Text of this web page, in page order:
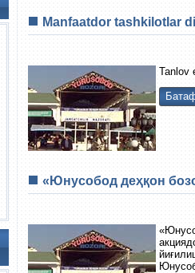
Manfaatdor tashkilotlar
Tanlov
«Юнусобод деҳқон